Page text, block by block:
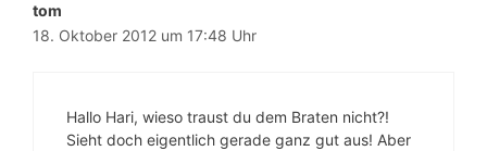
tom
18. Oktober 2012 um 17:48 Uhr
Hallo Hari, wieso traust du dem Braten nicht?!
Sieht doch eigentlich gerade ganz gut aus! Aber